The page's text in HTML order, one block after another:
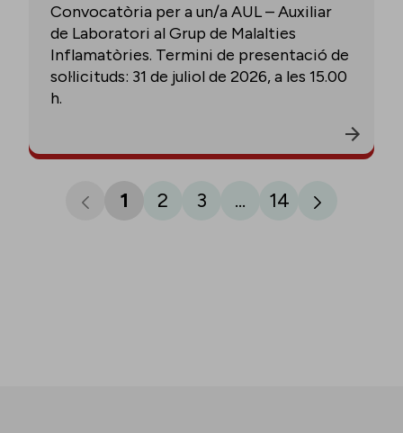
Convocatòria per a un/a AUL – Auxiliar
de Laboratori al Grup de Malalties
Inflamatòries. Termini de presentació de
sol·licituds: 31 de juliol de 2026, a les 15.00
h.
1 2 3 ... 14